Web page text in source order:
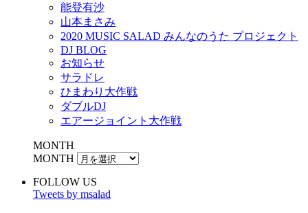
能登有沙
山本まさみ
2020 MUSIC SALAD みんなのうた プロジェクト
DJ BLOG
お知らせ
サラドレ
ひまわり大作戦
ダブルDJ
エアージョイント大作戦
MONTH
MONTH
FOLLOW US
Tweets by msalad